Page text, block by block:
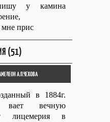
у камина
прис
(51)
А.П.ЧЕХОВА
в 1884г.
вает вечную
лицемерия в